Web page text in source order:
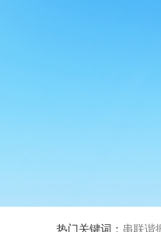
热门关键词： 串联谐